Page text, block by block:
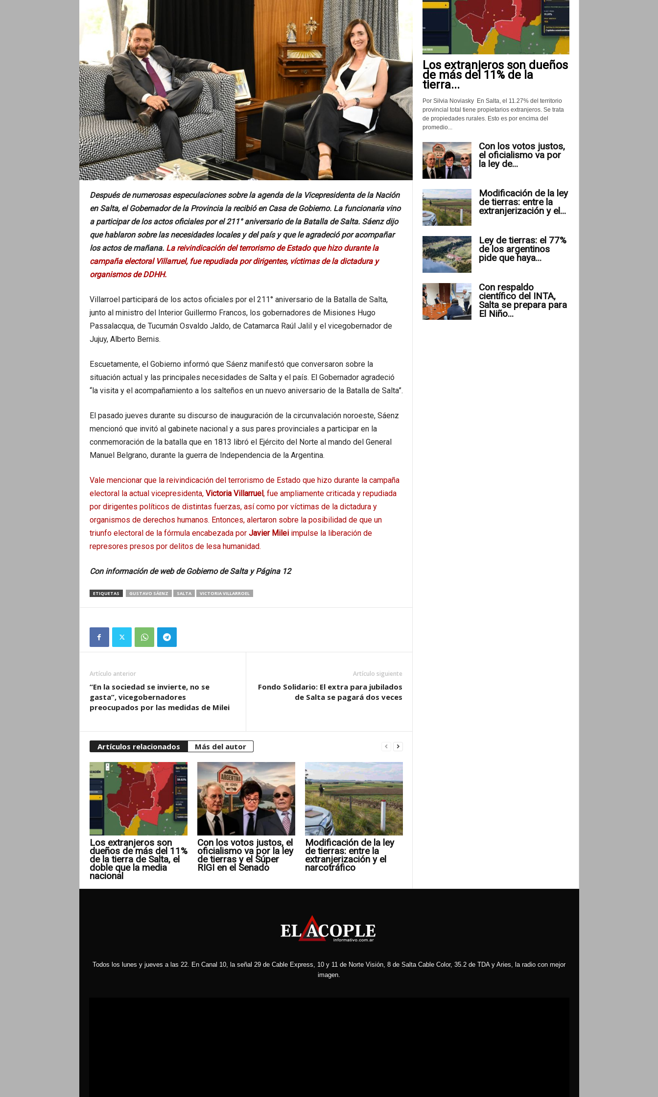
Después de numerosas especulaciones sobre la agenda de la Vicepresidenta de la Nación
en Salta, el Gobernador de la Provincia la recibió en Casa de Gobierno. La funcionaria vino
a participar de los actos oficiales por el 211° aniversario de la Batalla de Salta. Sáenz dijo
que hablaron sobre las necesidades locales y del país y que le agradeció por acompañar
los actos de mañana. La reivindicación del terrorismo de Estado que hizo durante la
campaña electoral Villarruel, fue repudiada por dirigentes, víctimas de la dictadura y
organismos de DDHH.
Villarroel participará de los actos oficiales por el 211° aniversario de la Batalla de Salta,
junto al ministro del Interior Guillermo Francos, los gobernadores de Misiones Hugo
Passalacqua, de Tucumán Osvaldo Jaldo, de Catamarca Raúl Jalil y el vicegobernador de
Jujuy, Alberto Bernis.
Escuetamente, el Gobierno informó que Sáenz manifestó que conversaron sobre la
situación actual y las principales necesidades de Salta y el país. El Gobernador agradeció
“la visita y el acompañamiento a los salteños en un nuevo aniversario de la Batalla de Salta”.
El pasado jueves durante su discurso de inauguración de la circunvalación noroeste, Sáenz
mencionó que invitó al gabinete nacional y a sus pares provinciales a participar en la
conmemoración de la batalla que en 1813 libró el Ejército del Norte al mando del General
Manuel Belgrano, durante la guerra de Independencia de la Argentina.
Vale mencionar que la reivindicación del terrorismo de Estado que hizo durante la campaña
electoral la actual vicepresidenta, Victoria Villarruel, fue ampliamente criticada y repudiada
por dirigentes políticos de distintas fuerzas, así como por víctimas de la dictadura y
organismos de derechos humanos. Entonces, alertaron sobre la posibilidad de que un
triunfo electoral de la fórmula encabezada porJavier Mileiimpulse la liberación de
represores presos por delitos de lesa humanidad.
Con información de web de Gobierno de Salta y Página 12
ETIQUETAS GUSTAVO SÁENZ SALTA VICTORIA VILLARROEL
Artículo anterior
“En la sociedad se invierte, no se
gasta”, vicegobernadores
preocupados por las medidas de Milei
Artículo siguiente
Fondo Solidario: El extra para jubilados
de Salta se pagará dos veces
Artículos relacionados Más del autor
Los extranjeros son
dueños de más del 11%
de la tierra de Salta, el
doble que la media
nacional
Con los votos justos, el
oficialismo va por la ley
de tierras y el Súper
RIGI en el Senado
Modificación de la ley
de tierras: entre la
extranjerización y el
narcotráfico
Los extranjeros son dueños
de más del 11% de la
tierra...
Por Silvia Noviasky En Salta, el 11.27% del territorio
provincial total tiene propietarios extranjeros. Se trata
de propiedades rurales. Esto es por encima del
promedio...
Con los votos justos,
el oficialismo va por
la ley de...
Modificación de la ley
de tierras: entre la
extranjerización y el...
Ley de tierras: el 77%
de los argentinos
pide que haya...
Con respaldo
científico del INTA,
Salta se prepara para
El Niño...
Todos los lunes y jueves a las 22. En Canal 10, la señal 29 de Cable Express, 10 y 11 de Norte Visión, 8 de Salta Cable Color, 35.2 de TDA y Aries, la radio con mejor
imagen.